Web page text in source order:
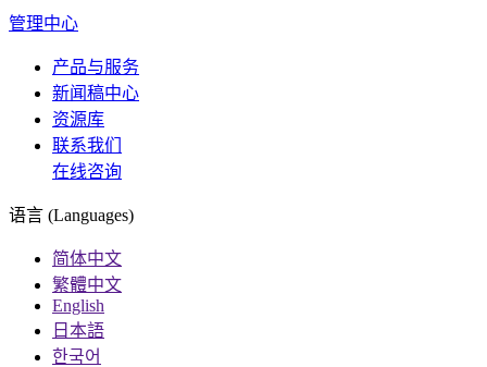
管理中心
产品与服务
新闻稿中心
资源库
联系我们
在线咨询
语言 (Languages)
简体中文
繁體中文
English
日本語
한국어